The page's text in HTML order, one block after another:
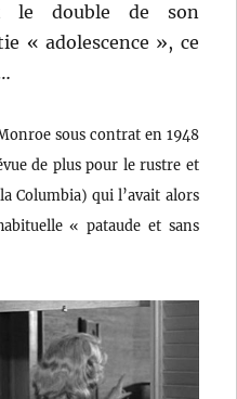
le double de son
« adolescence », ce
sous contrat en 1948
de plus pour le rustre et
Columbia) qui l’avait alors
« pataude et sans